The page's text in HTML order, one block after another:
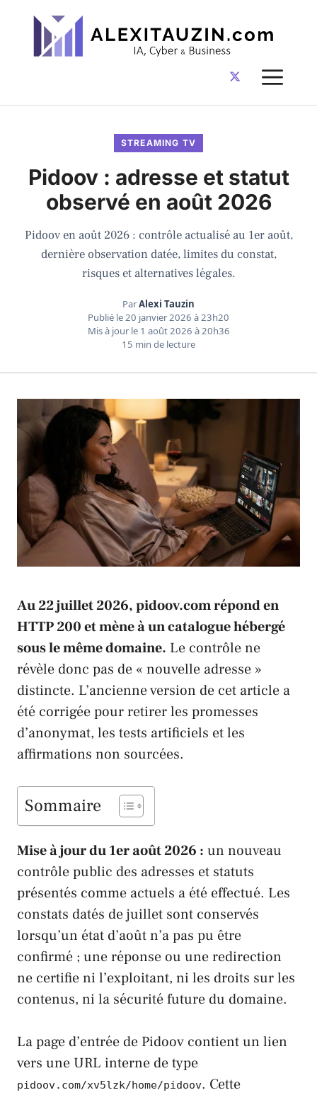
contenu
STREAMING TV
Pidoov : adresse et statut
observé en août 2026
Pidoov en août 2026 : contrôle actualisé au 1er août,
dernière observation datée, limites du constat,
risques et alternatives légales.
ParAlexi Tauzin
Publié le20 janvier 2026 à 23h20
Mis à jour le 1 août 2026 à 20h36
15 min de lecture
Au 22 juillet 2026, pidoov.com répond en
HTTP 200 et mène à un catalogue hébergé
sous le même domaine. Le contrôle ne
révèle donc pas de « nouvelle adresse »
distincte. L’ancienne version de cet article a
été corrigée pour retirer les promesses
d’anonymat, les tests artificiels et les
affirmations non sourcées.
Sommaire
Mise à jour du 1er août 2026 : un nouveau
contrôle public des adresses et statuts
présentés comme actuels a été effectué. Les
constats datés de juillet sont conservés
lorsqu’un état d’août n’a pas pu être
confirmé ; une réponse ou une redirection
ne certifie ni l’exploitant, ni les droits sur les
contenus, ni la sécurité future du domaine.
La page d’entrée de Pidoov contient un lien
vers une URL interne de type
pidoov.com/xv5lzk/home/pidoov. Cette